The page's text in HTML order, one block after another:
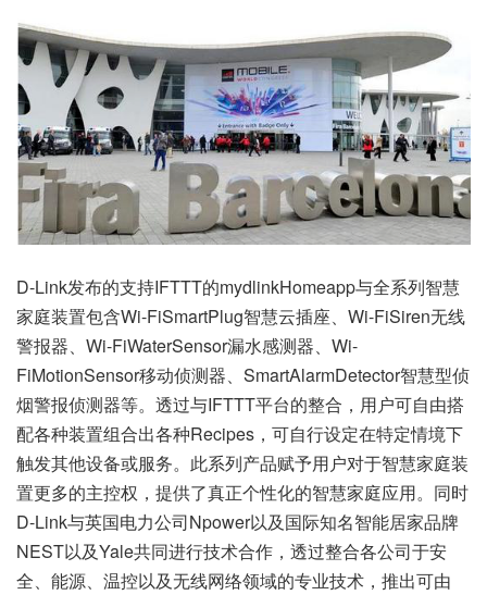
D-Link发布的支持IFTTT的mydlinkHomeapp与全系列智慧
家庭装置包含Wi-FiSmartPlug智慧云插座、Wi-FiSiren无线
警报器、Wi-FiWaterSensor漏水感测器、Wi-
FiMotionSensor移动侦测器、SmartAlarmDetector智慧型侦
烟警报侦测器等。透过与IFTTT平台的整合，用户可自由搭
配各种装置组合出各种Recipes，可自行设定在特定情境下
触发其他设备或服务。此系列产品赋予用户对于智慧家庭装
置更多的主控权，提供了真正个性化的智慧家庭应用。同时
D-Link与英国电力公司Npower以及国际知名智能居家品牌
NEST以及Yale共同进行技术合作，透过整合各公司于安
全、能源、温控以及无线网络领域的专业技术，推出可由